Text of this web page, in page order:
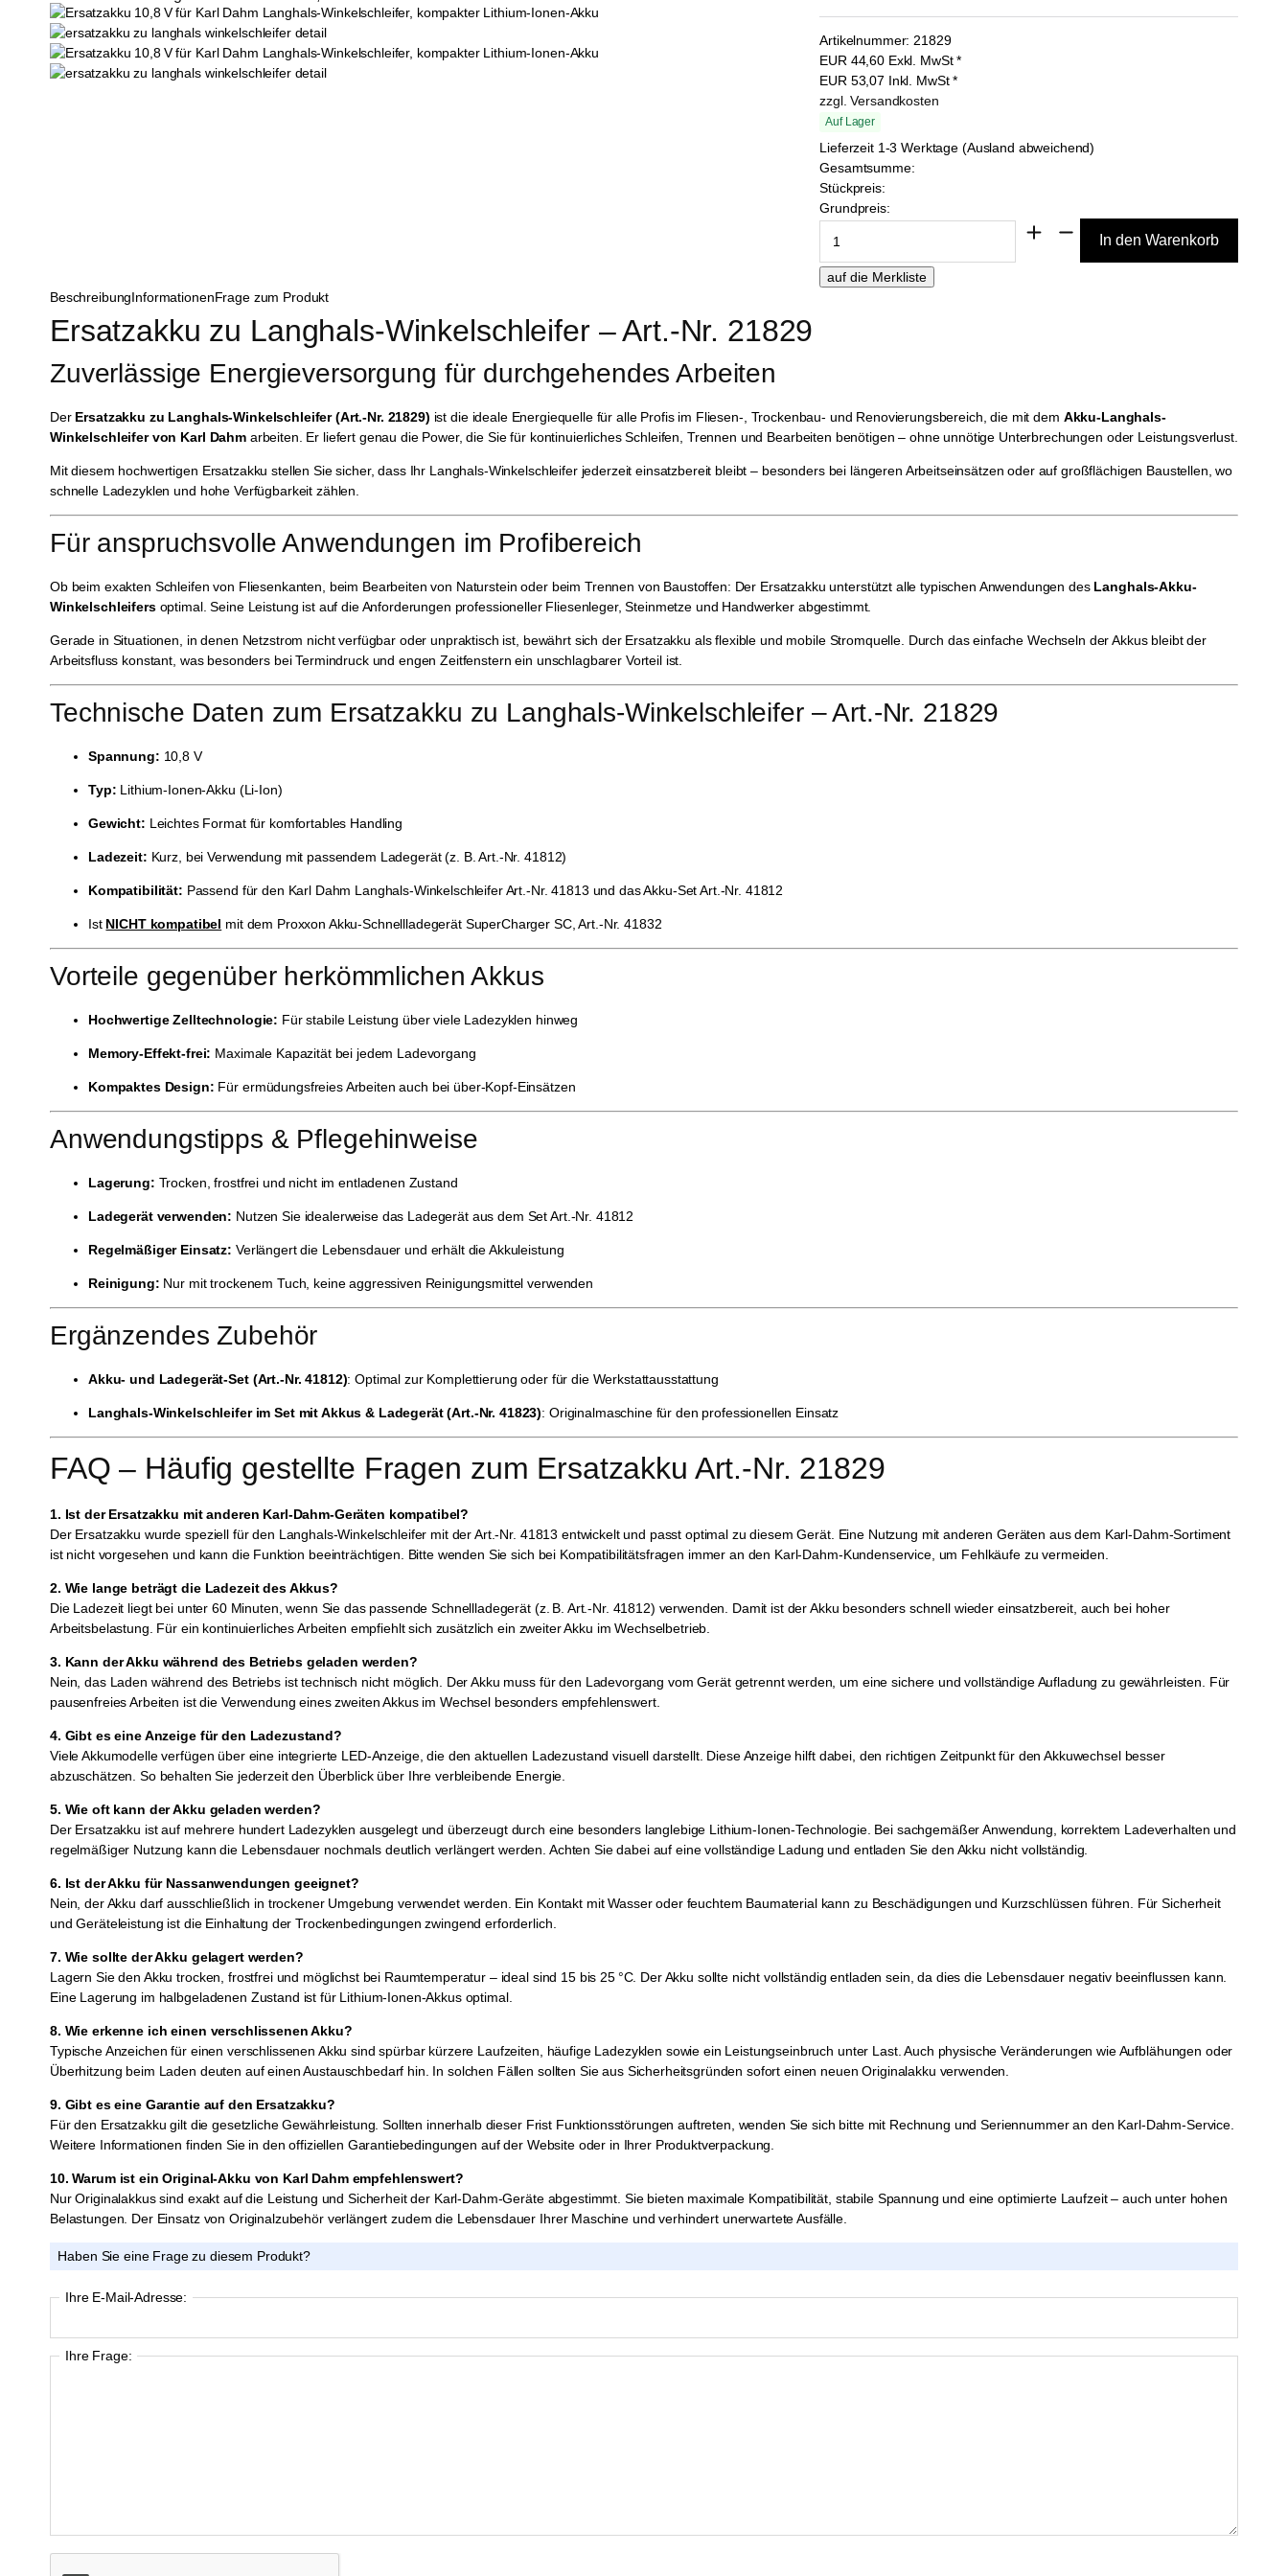
Artikelnummer: 21829
EUR 44,60 Exkl. MwSt *
EUR 53,07 Inkl. MwSt *
zzgl. Versandkosten
Auf Lager
Lieferzeit 1-3 Werktage (Ausland abweichend)
Gesamtsumme:
Stückpreis:
Grundpreis:
BeschreibungInformationenFrage zum Produkt
Ersatzakku zu Langhals-Winkelschleifer – Art.-Nr. 21829
Zuverlässige Energieversorgung für durchgehendes Arbeiten
Der Ersatzakku zu Langhals-Winkelschleifer (Art.-Nr. 21829) ist die ideale Energiequelle für alle Profis im Fliesen-, Trockenbau- und Renovierungsbereich, die mit dem Akku-Langhals-
Winkelschleifer von Karl Dahm arbeiten. Er liefert genau die Power, die Sie für kontinuierliches Schleifen, Trennen und Bearbeiten benötigen – ohne unnötige Unterbrechungen oder Leistungsverlust.
Mit diesem hochwertigen Ersatzakku stellen Sie sicher, dass Ihr Langhals-Winkelschleifer jederzeit einsatzbereit bleibt – besonders bei längeren Arbeitseinsätzen oder auf großflächigen Baustellen, wo
schnelle Ladezyklen und hohe Verfügbarkeit zählen.
Für anspruchsvolle Anwendungen im Profibereich
Ob beim exakten Schleifen von Fliesenkanten, beim Bearbeiten von Naturstein oder beim Trennen von Baustoffen: Der Ersatzakku unterstützt alle typischen Anwendungen des Langhals-Akku-
Winkelschleifersoptimal. Seine Leistung ist auf die Anforderungen professioneller Fliesenleger, Steinmetze und Handwerker abgestimmt.
Gerade in Situationen, in denen Netzstrom nicht verfügbar oder unpraktisch ist, bewährt sich der Ersatzakku als flexible und mobile Stromquelle. Durch das einfache Wechseln der Akkus bleibt der
Arbeitsfluss konstant, was besonders bei Termindruck und engen Zeitfenstern ein unschlagbarer Vorteil ist.
Technische Daten zum Ersatzakku zu Langhals-Winkelschleifer – Art.-Nr. 21829
Spannung: 10,8 V
Typ: Lithium-Ionen-Akku (Li-Ion)
Gewicht: Leichtes Format für komfortables Handling
Ladezeit: Kurz, bei Verwendung mit passendem Ladegerät (z. B. Art.-Nr. 41812)
Kompatibilität: Passend für den Karl Dahm Langhals-Winkelschleifer Art.-Nr. 41813 und das Akku-Set Art.-Nr. 41812
Ist NICHT kompatibel mit dem Proxxon Akku-Schnellladegerät SuperCharger SC, Art.-Nr. 41832
Vorteile gegenüber herkömmlichen Akkus
Hochwertige Zelltechnologie: Für stabile Leistung über viele Ladezyklen hinweg
Memory-Effekt-frei: Maximale Kapazität bei jedem Ladevorgang
Kompaktes Design: Für ermüdungsfreies Arbeiten auch bei über-Kopf-Einsätzen
Anwendungstipps & Pflegehinweise
Lagerung: Trocken, frostfrei und nicht im entladenen Zustand
Ladegerät verwenden: Nutzen Sie idealerweise das Ladegerät aus dem Set Art.-Nr. 41812
Regelmäßiger Einsatz: Verlängert die Lebensdauer und erhält die Akkuleistung
Reinigung: Nur mit trockenem Tuch, keine aggressiven Reinigungsmittel verwenden
Ergänzendes Zubehör
Akku- und Ladegerät-Set (Art.-Nr. 41812): Optimal zur Komplettierung oder für die Werkstattausstattung
Langhals-Winkelschleifer im Set mit Akkus & Ladegerät (Art.-Nr. 41823): Originalmaschine für den professionellen Einsatz
FAQ – Häufig gestellte Fragen zum Ersatzakku Art.-Nr. 21829
1. Ist der Ersatzakku mit anderen Karl-Dahm-Geräten kompatibel?
Der Ersatzakku wurde speziell für den Langhals-Winkelschleifer mit der Art.-Nr. 41813 entwickelt und passt optimal zu diesem Gerät. Eine Nutzung mit anderen Geräten aus dem Karl-Dahm-Sortiment
ist nicht vorgesehen und kann die Funktion beeinträchtigen. Bitte wenden Sie sich bei Kompatibilitätsfragen immer an den Karl-Dahm-Kundenservice, um Fehlkäufe zu vermeiden.
2. Wie lange beträgt die Ladezeit des Akkus?
Die Ladezeit liegt bei unter 60 Minuten, wenn Sie das passende Schnellladegerät (z. B. Art.-Nr. 41812) verwenden. Damit ist der Akku besonders schnell wieder einsatzbereit, auch bei hoher
Arbeitsbelastung. Für ein kontinuierliches Arbeiten empfiehlt sich zusätzlich ein zweiter Akku im Wechselbetrieb.
3. Kann der Akku während des Betriebs geladen werden?
Nein, das Laden während des Betriebs ist technisch nicht möglich. Der Akku muss für den Ladevorgang vom Gerät getrennt werden, um eine sichere und vollständige Aufladung zu gewährleisten. Für
pausenfreies Arbeiten ist die Verwendung eines zweiten Akkus im Wechsel besonders empfehlenswert.
4. Gibt es eine Anzeige für den Ladezustand?
Viele Akkumodelle verfügen über eine integrierte LED-Anzeige, die den aktuellen Ladezustand visuell darstellt. Diese Anzeige hilft dabei, den richtigen Zeitpunkt für den Akkuwechsel besser
abzuschätzen. So behalten Sie jederzeit den Überblick über Ihre verbleibende Energie.
5. Wie oft kann der Akku geladen werden?
Der Ersatzakku ist auf mehrere hundert Ladezyklen ausgelegt und überzeugt durch eine besonders langlebige Lithium-Ionen-Technologie. Bei sachgemäßer Anwendung, korrektem Ladeverhalten und
regelmäßiger Nutzung kann die Lebensdauer nochmals deutlich verlängert werden. Achten Sie dabei auf eine vollständige Ladung und entladen Sie den Akku nicht vollständig.
6. Ist der Akku für Nassanwendungen geeignet?
Nein, der Akku darf ausschließlich in trockener Umgebung verwendet werden. Ein Kontakt mit Wasser oder feuchtem Baumaterial kann zu Beschädigungen und Kurzschlüssen führen. Für Sicherheit
und Geräteleistung ist die Einhaltung der Trockenbedingungen zwingend erforderlich.
7. Wie sollte der Akku gelagert werden?
Lagern Sie den Akku trocken, frostfrei und möglichst bei Raumtemperatur – ideal sind 15 bis 25 °C. Der Akku sollte nicht vollständig entladen sein, da dies die Lebensdauer negativ beeinflussen kann.
Eine Lagerung im halbgeladenen Zustand ist für Lithium-Ionen-Akkus optimal.
8. Wie erkenne ich einen verschlissenen Akku?
Typische Anzeichen für einen verschlissenen Akku sind spürbar kürzere Laufzeiten, häufige Ladezyklen sowie ein Leistungseinbruch unter Last. Auch physische Veränderungen wie Aufblähungen oder
Überhitzung beim Laden deuten auf einen Austauschbedarf hin. In solchen Fällen sollten Sie aus Sicherheitsgründen sofort einen neuen Originalakku verwenden.
9. Gibt es eine Garantie auf den Ersatzakku?
Für den Ersatzakku gilt die gesetzliche Gewährleistung. Sollten innerhalb dieser Frist Funktionsstörungen auftreten, wenden Sie sich bitte mit Rechnung und Seriennummer an den Karl-Dahm-Service.
Weitere Informationen finden Sie in den offiziellen Garantiebedingungen auf der Website oder in Ihrer Produktverpackung.
10. Warum ist ein Original-Akku von Karl Dahm empfehlenswert?
Nur Originalakkus sind exakt auf die Leistung und Sicherheit der Karl-Dahm-Geräte abgestimmt. Sie bieten maximale Kompatibilität, stabile Spannung und eine optimierte Laufzeit – auch unter hohen
Belastungen. Der Einsatz von Originalzubehör verlängert zudem die Lebensdauer Ihrer Maschine und verhindert unerwartete Ausfälle.
Haben Sie eine Frage zu diesem Produkt?
Ihre E-Mail-Adresse:
Ihre Frage: